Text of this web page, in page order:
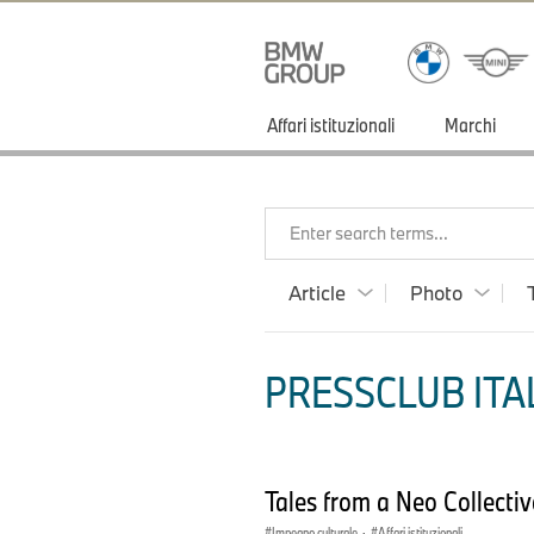
Affari istituzionali Marchi
Enter search terms...
Article Photo
PRESSCLUB
Tales from a Neo